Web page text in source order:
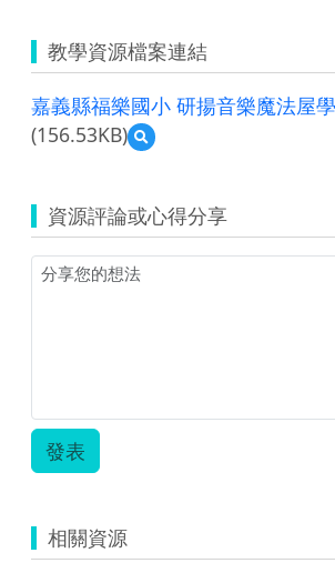
教學資源檔案連結
嘉義縣福樂國小 研揚音樂魔法屋
(156.53KB)
預
覽
縣
福
樂
資源評論或心得分享
發表
相關資源